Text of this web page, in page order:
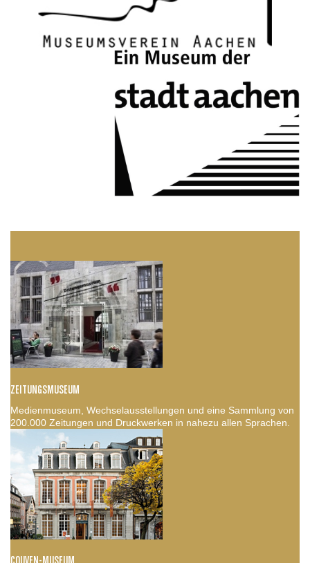
ZEITUNGSMUSEUM
Medienmuseum, Wechselausstellungen und eine Sammlung von
200.000 Zeitungen und Druckwerken in nahezu allen Sprachen.